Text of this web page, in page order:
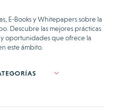
E-Books y Whitepapers sobre la
Descubre las mejores prácticas
oportunidades que ofrece la
este ámbito.